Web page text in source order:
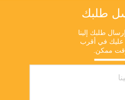
طلبك
ممكن.